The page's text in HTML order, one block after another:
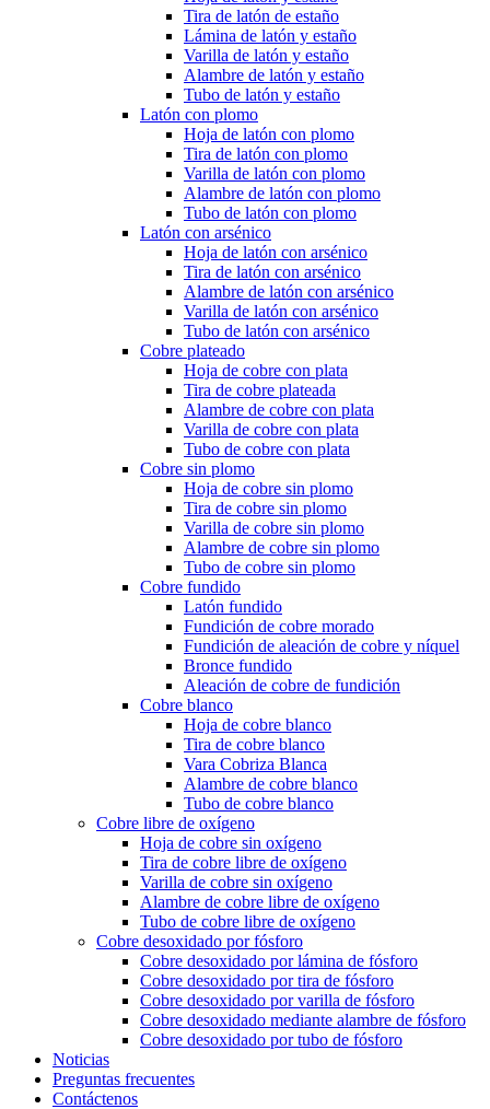
Tira de latón de estaño
Lámina de latón y estaño
Varilla de latón y estaño
Alambre de latón y estaño
Tubo de latón y estaño
Latón con plomo
Hoja de latón con plomo
Tira de latón con plomo
Varilla de latón con plomo
Alambre de latón con plomo
Tubo de latón con plomo
Latón con arsénico
Hoja de latón con arsénico
Tira de latón con arsénico
Alambre de latón con arsénico
Varilla de latón con arsénico
Tubo de latón con arsénico
Cobre plateado
Hoja de cobre con plata
Tira de cobre plateada
Alambre de cobre con plata
Varilla de cobre con plata
Tubo de cobre con plata
Cobre sin plomo
Hoja de cobre sin plomo
Tira de cobre sin plomo
Varilla de cobre sin plomo
Alambre de cobre sin plomo
Tubo de cobre sin plomo
Cobre fundido
Latón fundido
Fundición de cobre morado
Fundición de aleación de cobre y níquel
Bronce fundido
Aleación de cobre de fundición
Cobre blanco
Hoja de cobre blanco
Tira de cobre blanco
Vara Cobriza Blanca
Alambre de cobre blanco
Tubo de cobre blanco
Cobre libre de oxígeno
Hoja de cobre sin oxígeno
Tira de cobre libre de oxígeno
Varilla de cobre sin oxígeno
Alambre de cobre libre de oxígeno
Tubo de cobre libre de oxígeno
Cobre desoxidado por fósforo
Cobre desoxidado por lámina de fósforo
Cobre desoxidado por tira de fósforo
Cobre desoxidado por varilla de fósforo
Cobre desoxidado mediante alambre de fósforo
Cobre desoxidado por tubo de fósforo
Noticias
Preguntas frecuentes
Contáctenos